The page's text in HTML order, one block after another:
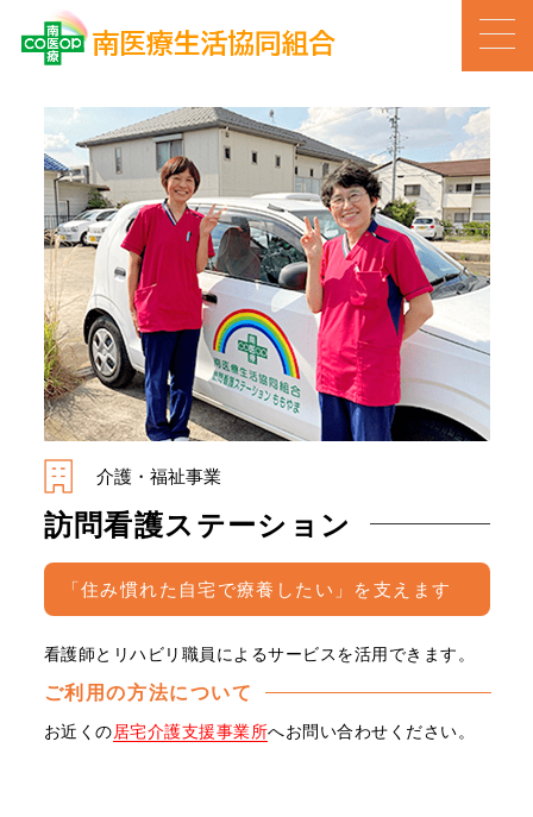
介護・福祉事業
訪問看護ステーション
「住み慣れた自宅で療養したい」を支えます
看護師とリハビリ職員によるサービスを活用できます。
ご利用の方法について
お近くの居宅介護支援事業所へお問い合わせください。